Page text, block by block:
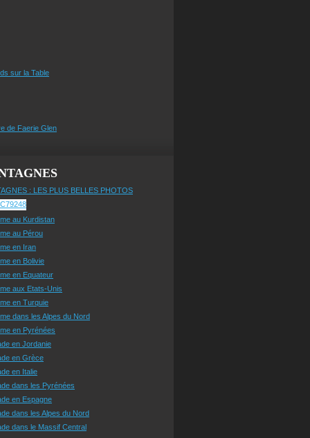
sur la Table
de Faerie Glen
: LES PLUS BELLES PHOTOS
au Kurdistan
au Pérou
en Iran
en Bolivie
en Equateur
aux Etats-Unis
en Turquie
dans les Alpes du Nord
en Pyrénées
en Jordanie
en Grèce
en Italie
dans les Pyrénées
en Espagne
dans les Alpes du Nord
dans le Massif Central